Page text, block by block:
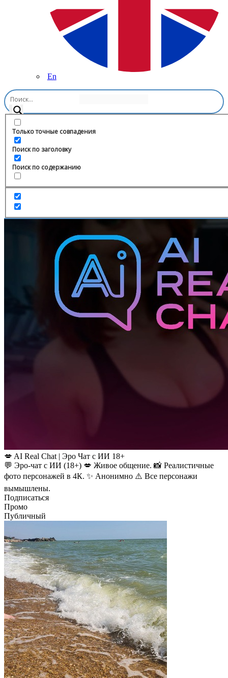
En
Только точные совпадения
Поиск по заголовку
Поиск по содержанию
Главная
💋 AI Real Chat | Эро Чат с ИИ 18+
💬 Эро-чат с ИИ (18+) 💋 Живое общение. 📸 Реалистичные
фото персонажей в 4К. ✨ Анонимно ⚠️ Все персонажи
вымышлены.
Подписаться
Промо
Публичный